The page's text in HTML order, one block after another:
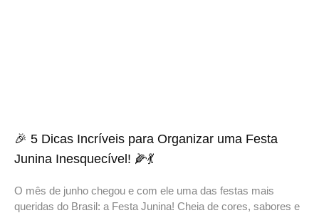
🎉 5 Dicas Incríveis para Organizar uma Festa
Junina Inesquecível! 🌽💃
O mês de junho chegou e com ele uma das festas mais
queridas do Brasil: a Festa Junina! Cheia de cores, sabores e